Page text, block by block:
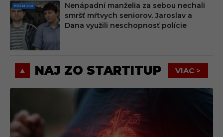
PRE
MIU
M
Nenápadní manželia za sebou nechali
smršť mŕtvych seniorov. Jaroslav a
Dana využili neschopnosť polície
NAJ ZO STARTITUP VIAC >